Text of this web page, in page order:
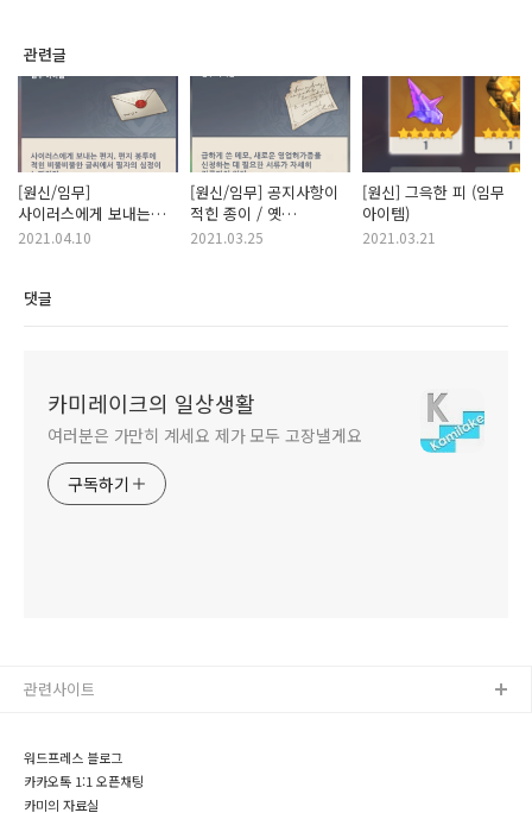
관련글
[원신/임무]
사이러스에게 보내는
편지
2021.04.10
[원신/임무] 공지사항이
적힌 종이 / 옛
영업허가증 / 출항 신청
2021.03.25
[원신] 그윽한 피 (임무
아이템)
2021.03.21
댓글
카미레이크의 일상생활
여러분은 가만히 계세요 제가 모두 고장낼게요
구독하기
워드프레스 블로그
카카오톡 1:1 오픈채팅
카미의 자료실
관련사이트